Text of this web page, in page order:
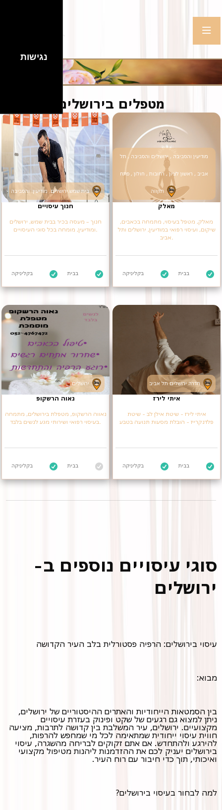
מטפלים בירושלים
חנוך עיסויים
חנוך – מעסה בכיר בבית שמש, ירושלים
בקליניקה בבית
מודיעין והסביבה , ירושלים והסביבה , תל
אביב , ראשון לציון , רחובות , חולון , פתח
מאלק
מאלק, מטפל בעיסוי, מתמחה בכאבים,
שיקום, ועיסוי רפואי במודיעין, ירושלים ותל
בקליניקה בבית
נאוה הרשקופ
נאווה הרשקופ, מטפלת בירושלים, מתמחה
בקליניקה בבית
איתי לירז
איתי לירז - שיטת אילן לב - שיטת
פלדנקרייז - הובלת מסעות תנועה בטבע
בקליניקה בבית
סוגי עיסויים נוספים ב-
ירושלים
עיסוי בירושלים: הרפיה פסטורלית בלב העיר הקדושה
מבוא:
בין הסמטאות הייחודיות והאתרים ההיסטוריים של ירושלים,
ניתן למצוא גם רגעים של שקט ופינוק בעזרת עיסויים
מקצועיים. ירושלים, עיר המשלבת בין קדושה לתרבות, מציעה
חווית עיסוי ייחודית שמתאימה לכל מי שמחפש להרפות,
להירגע ולהתחדש. אם אתם זקוקים לבריחה מהשגרה, עיסוי
בירושלים יעניק לכם את ההזדמנות ליהנות מטיפול מקצועי
ואיכותי, תוך כדי חיבור עם רוח העיר.
למה לבחור בעיסוי בירושלים?
נגישות